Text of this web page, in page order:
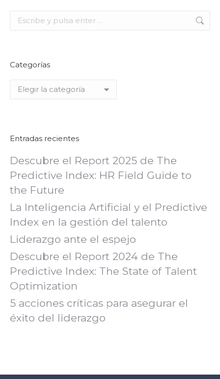
Buscar:
Categorías
Categorías
Entradas recientes
Descubre el Report 2025 de The
Predictive Index: HR Field Guide to
the Future
La Inteligencia Artificial y el Predictive
Index en la gestión del talento
Liderazgo ante el espejo
Descubre el Report 2024 de The
Predictive Index: The State of Talent
Optimization
5 acciones críticas para asegurar el
éxito del liderazgo